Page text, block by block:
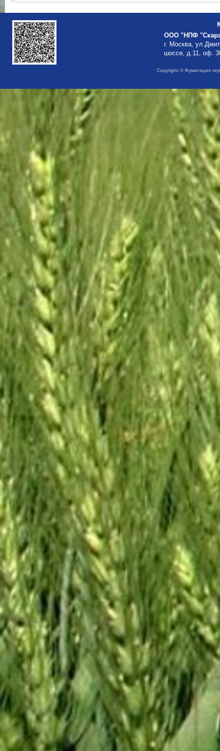
ООО "НПФ
г. Москва,
шоссе, д.11, оф.
Copyright © Фумигация